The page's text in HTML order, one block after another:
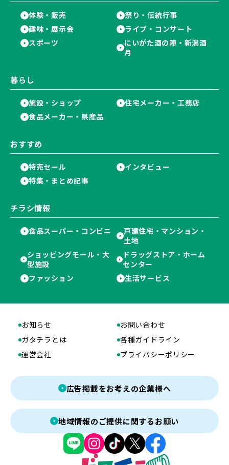
体験・販売
祭り・伝統行事
趣味・展示会
ライブ・コンサート
スポーツ
にいがた酒の陣・新潟酒
月
暮らし
施設・ショップ
住宅メーカー・工務店
食品メーカー・県産品
おすすめ
特売セール
インタビュー
特集・まとめ記事
チラシ情報
食品スーパー・コンビニ
戸建住宅・マンション・
土地
ショッピングモール・大
型施設
ドラッグストア・ホーム
センター
ファッション
生活サービス
お知らせ
お問い合わせ
ガタチラとは
各種ガイドライン
運営会社
プライバシーポリシー
広告掲載をお考えの企業様へ
地域情報のご提供に関するお願い